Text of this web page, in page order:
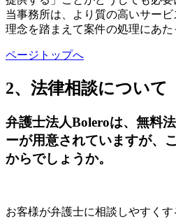
当事務所は、より質の高いサー
理念を踏まえて案件の処理にあた
ページトップへ
2、法律相談について
弁護士法人Boleroは、無料
ーが用意されていますが、
からでしょうか。
お客様が弁護士に相談しやすく